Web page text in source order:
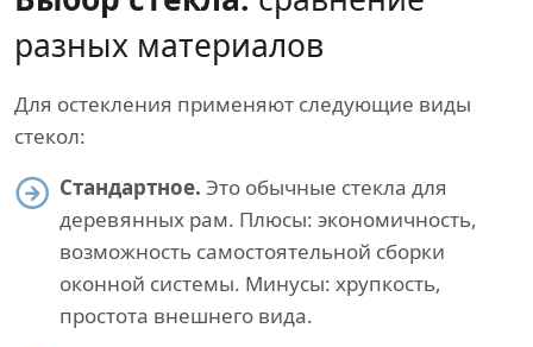
разных материалов
Для остекления применяют следующие виды
стекол:
Стандартное. Это обычные стекла для
деревянных рам. Плюсы: экономичность,
возможность самостоятельной сборки
оконной системы. Минусы: хрупкость,
простота внешнего вида.